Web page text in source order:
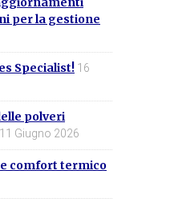
per la gestione
Specialist! 16
polveri
11 Giugno 2026
comfort termico